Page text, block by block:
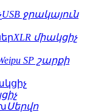
USB ջրակայուն
XLR միակցիչ
SP շարքի
Սերվո